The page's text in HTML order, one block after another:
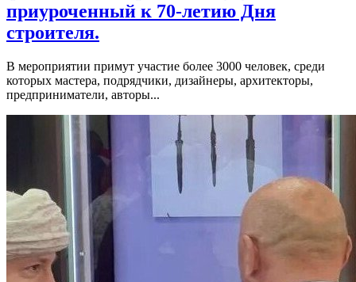
приуроченный к 70-летию Дня
строителя.
В мероприятии примут участие более 3000 человек, среди
которых мастера, подрядчики, дизайнеры, архитекторы,
предприниматели, авторы...